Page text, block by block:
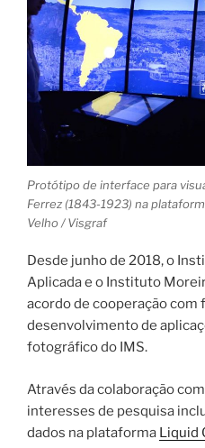
Protótipo de interface para
Ferrez (1843-1923) na
Velho / Visgraf
Desde junho de 2018, o
Aplicada e o Instituto
acordo de cooperação com
desenvolvimento de
fotográfico do IMS.
Através da colaboração
interesses de pesquisa
dados na plataforma Liquid